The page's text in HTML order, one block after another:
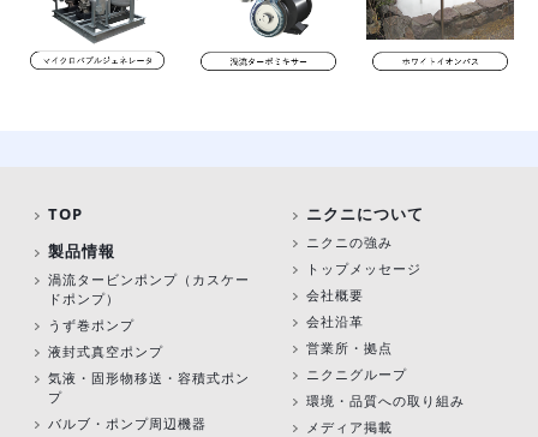
TOP
製品情報
渦流タービンポンプ （カスケー
ドポンプ）
うず巻ポンプ
液封式真空ポンプ
気液・固形物移送・容積式ポン
プ
バルブ・ポンプ周辺機器
ニクニについて
ニクニの強み
トップメッセージ
会社概要
会社沿革
営業所・拠点
ニクニグループ
環境・品質への取り組み
メディア掲載